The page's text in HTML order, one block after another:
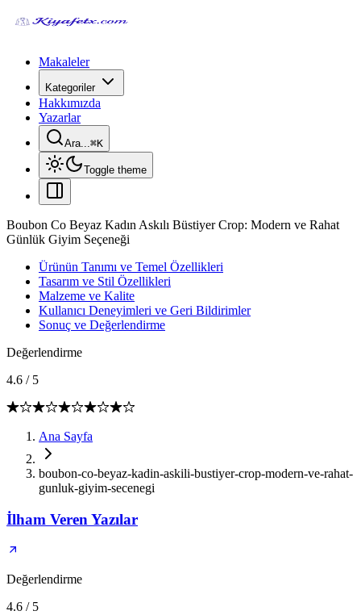
Makaleler
Kategoriler
Hakkımızda
Yazarlar
Ara...⌘K
Toggle theme
Boubon Co Beyaz Kadın Askılı Büstiyer Crop: Modern ve Rahat
Günlük Giyim Seçeneği
Ürünün Tanımı ve Temel Özellikleri
Tasarım ve Stil Özellikleri
Malzeme ve Kalite
Kullanıcı Deneyimleri ve Geri Bildirimler
Sonuç ve Değerlendirme
Değerlendirme
4.6 / 5
Ana Sayfa
boubon-co-beyaz-kadin-askili-bustiyer-crop-modern-ve-rahat-
gunluk-giyim-secenegi
İlham Veren Yazılar
Değerlendirme
4.6 / 5